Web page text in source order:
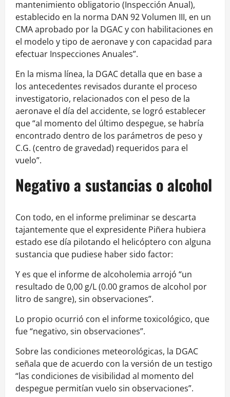
mantenimiento obligatorio (Inspección Anual),
establecido en la norma DAN 92 Volumen III, en un
CMA aprobado por la DGAC y con habilitaciones en
el modelo y tipo de aeronave y con capacidad para
efectuar Inspecciones Anuales”.
En la misma línea, la DGAC detalla que en base a
los antecedentes revisados durante el proceso
investigatorio, relacionados con el peso de la
aeronave el día del accidente, se logró establecer
que “al momento del último despegue, se habría
encontrado dentro de los parámetros de peso y
C.G. (centro de gravedad) requeridos para el
vuelo”.
Negativo a sustancias o alcohol
Con todo, en el informe preliminar se descarta
tajantemente que el expresidente Piñera hubiera
estado ese día pilotando el helicóptero con alguna
sustancia que pudiese haber sido factor:
Y es que el informe de alcoholemia arrojó “un
resultado de 0,00 g/L (0.00 gramos de alcohol por
litro de sangre), sin observaciones”.
Lo propio ocurrió con el informe toxicológico, que
fue “negativo, sin observaciones”.
Sobre las condiciones meteorológicas, la DGAC
señala que de acuerdo con la versión de un testigo
“las condiciones de visibilidad al momento del
despegue permitían vuelo sin observaciones”.